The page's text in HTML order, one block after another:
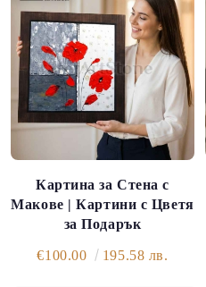
Картина за Стена с
Макове | Картини с Цветя
за Подарък
€100.00 195.58 лв.